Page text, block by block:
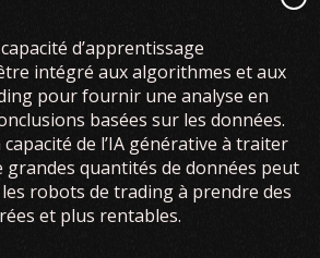
d’apprentissage
intégré aux algorithmes et aux
pour fournir une analyse en
basées sur les données.
capacité de l’IA générative à traiter
grandes quantités de données peut
robots de trading à prendre des
et plus rentables.